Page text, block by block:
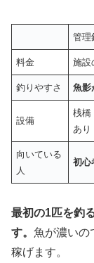
管理
料金 施設
釣りやすさ 魚影
設備
桟橋
あり
向いている
人
初心
最初の1匹を釣
す。 魚が濃いの
稼げます。